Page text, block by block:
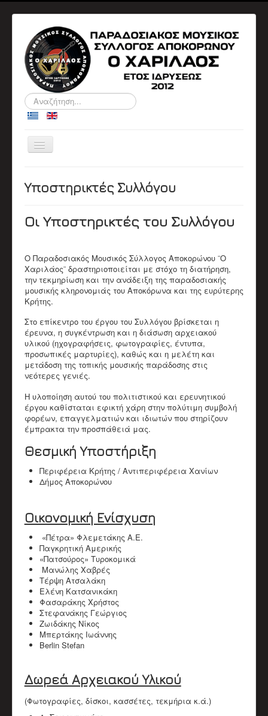
Αναζήτηση...
Εναλλαγή
πλοήγησης
ΠΛΗΡΟΦΟΡΙΕΣ
ΕΚΔΗΛΏΣΕΙΣ
ΒΙΟΓΡΑΦΙΚΆ
Βιογραφικά Μελών
Παλαιοί Μουσικοί
ΒΙΝΤΕΟ
Π.Μ. Σύλλογος Αποκορώνου "Ο Χαρίλαος"
Παπαδάκης Μιχάλης (Πλακιανός)
Καπόκης Δημήτρης
Καντέρης Γεώργιος (Καντερογιώργης)
Παπαδάκη Ασπασία & Παύλος
Κολιακουδάκης Νικος
Κουρκουνάκης Εμμανουήλ
Διάφορα Video
ΈΡΕΥΝΑ
Βιβλιογραφικό Υλικό
Ερευνητικό υλικό
ΕΚΠΑΙΔΕΥΤΙΚΌ ΈΡΓΟ
Δράσεις
Υλικό
ΥΠΟΣΤΗΡΙΚΤΈΣ ΣΥΛΛΌΓΟΥ
Υποστηρικτές Συλλόγου
Οι Υποστηρικτές του Συλλόγου
Ο Παραδοσιακός Μουσικός Σύλλογος Αποκορώνου ¨Ο
Χαριλάος¨ δραστηριοποιείται με στόχο τη διατήρηση,
την τεκμηρίωση και την ανάδειξη της παραδοσιακής
μουσικής κληρονομιάς του Αποκόρωνα και της ευρύτερης
Κρήτης.
Στο επίκεντρο του έργου του Συλλόγου βρίσκεται η
έρευνα, η συγκέντρωση και η διάσωση αρχειακού
υλικού (ηχογραφήσεις, φωτογραφίες, έντυπα,
προσωπικές μαρτυρίες), καθώς και η μελέτη και
μετάδοση της τοπικής μουσικής παράδοσης στις
νεότερες γενιές.
Η υλοποίηση αυτού του πολιτιστικού και ερευνητικού
έργου καθίσταται εφικτή χάρη στην πολύτιμη συμβολή
φορέων, επαγγελματιών και ιδιωτών που στηρίζουν
έμπρακτα την προσπάθειά μας.
Θεσμική Υποστήριξη
Περιφέρεια Κρήτης / Αντιπεριφέρεια Χανίων
Δήμος Αποκορώνου
Οικονομική Ενίσχυση
«Πέτρα» Φλεμετάκης Α.Ε.
Παγκρητική Αμερικής
«Πατσούρος» Τυροκομικά
Μανώλης Χαβρές
Τέρψη Ατσαλάκη
Ελένη Κατσανικάκη
Φασαράκης Χρήστος
Στεφανάκης Γεώργιος
Ζωιδάκης Νίκος
Μπερτάκης Ιωάννης
Berlin Stefan
Δωρεά Αρχειακού Υλικού
(Φωτογραφίες, δίσκοι, κασσέτες, τεκμήρια κ.ά.)